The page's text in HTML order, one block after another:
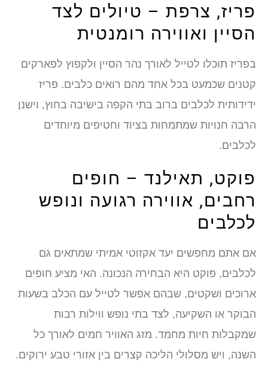
פריז, צרפת – טיולים לצד
הסיין ואווירה רומנטית
בפריז תוכלו לטייל לאורך נהר הסיין ולקפוץ לפארקים
קטנים שכמעט בכל אחד מהם רואים כלבים. פריז
ידידותית לכלבים ברוב בתי הקפה בישיבה בחוץ, וישנן
הרבה חנויות שמתמחות בציוד וחטיפים מיוחדים
לכלבים.
פוקט, תאילנד – חופים
רחבים, אווירה רגועה ונופש
לכלבים
אם אתם מחפשים יעד אקזוטי אמיתי שמתאים גם
לכלבים, פוקט היא הבחירה הנכונה. האי מציע חופים
ארוכים ושקטים, שבהם אפשר לטייל עם הכלב בשעות
הבוקר או השקיעה, לצד בתי נופש ווילות רבות
שמקבלות חיות מחמד. מזג האוויר חמים לאורך כל
השנה, ויש מסלולי הליכה קצרים בין אזורי טבע ירוקים.